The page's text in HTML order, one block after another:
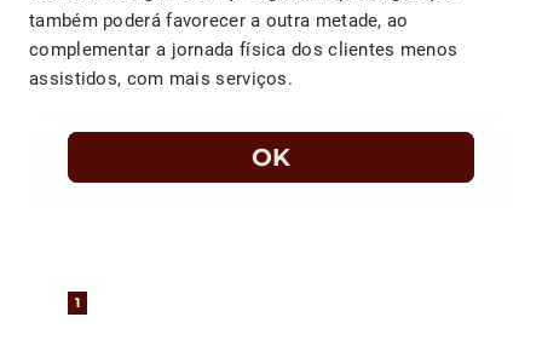
também poderá favorecer a outra metade, ao
complementar a jornada física dos clientes menos
assistidos, com mais serviços.